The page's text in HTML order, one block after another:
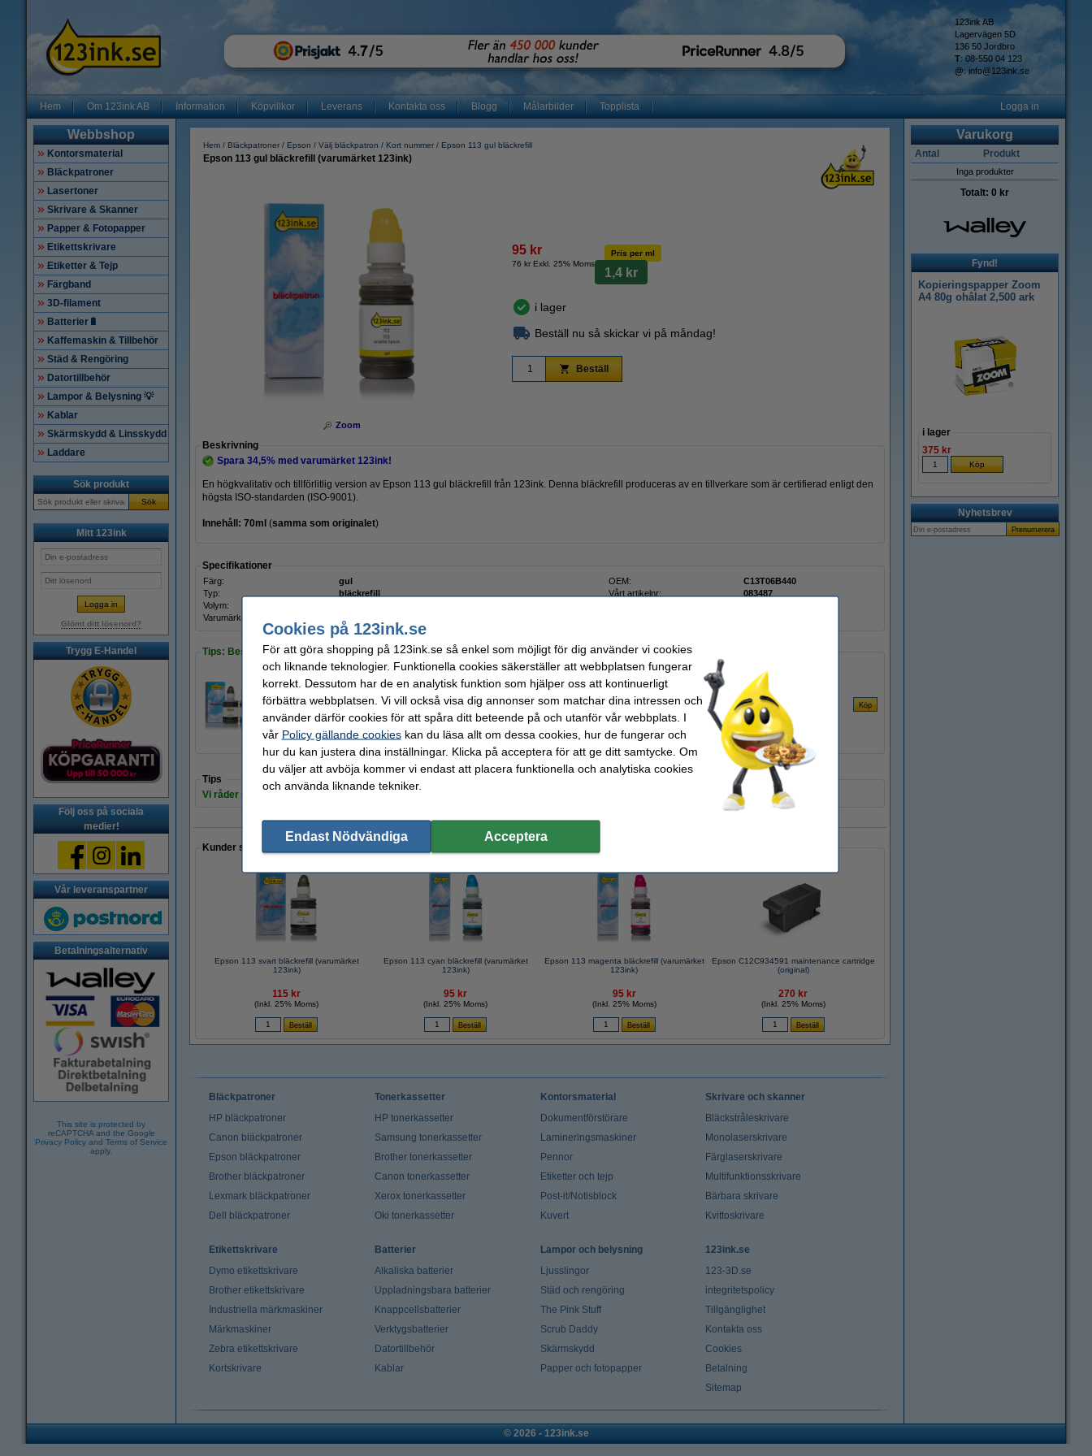
123ink AB
Lagervägen 5D
136 50 Jordbro
T: 08-550 04 123
@: info@123ink.se
Hem Om 123ink AB Information Köpvillkor Leverans Kontakta oss Blogg Målarbilder Topplista Logga in
Webbshop
Kontorsmaterial
Bläckpatroner
Lasertoner
Skrivare & Skanner
Papper & Fotopapper
Etikettskrivare
Etiketter & Tejp
Färgband
3D-filament
Batterier🔋
Kaffemaskin & Tillbehör
Städ & Rengöring
Datortillbehör
Lampor & Belysning 💡
Kablar
Skärmskydd & Linsskydd
Laddare
Sök produkt
Sök
Mitt 123ink
Glömt ditt lösenord?
Trygg E-Handel
Följ oss på sociala
medier!
Vår leveranspartner
Betalningsalternativ
This site is protected by
reCAPTCHA and the Google
Privacy Policy and Terms of Service
apply.
Hem Bläckpatroner Epson Välj bläckpatron Kort nummer Epson 113 gul bläckrefill
Epson 113 gul bläckrefill (varumärket 123ink)
Zoom
95 kr
76 kr Exkl. 25% Moms
Pris per ml
1,4 kr
i lager
Beställ nu så skickar vi på måndag!
Beställ
Beskrivning
Spara 34,5% med varumärket 123ink!
En högkvalitativ och tillförlitlig version av Epson 113 gul bläckrefill från 123ink. Denna bläckrefill produceras av en tillverkare som är certifierad enligt den
högsta ISO-standarden (ISO-9001).
Innehåll: 70ml (samma som originalet)
Specifikationer
Färg: gul OEM:
C13T06B440
Typ:
bläckrefill Vårt artikelnr:
083487
Volym:
Varumärke:
Tips: Beställ multipack!
Köp multipackför endast
Tips
Vi råder er att beställa denna produkt istället för originalprodukten!
Kunder som gjort ett liknande köp valde ofta även dessa produkter!
Epson 113 svart bläckrefill (varumärket
123ink)
115 kr
(Inkl. 25% Moms)
Epson 113 cyan bläckrefill (varumärket
123ink)
95 kr
(Inkl. 25% Moms)
Epson 113 magenta bläckrefill (varumärket
123ink)
95 kr
(Inkl. 25% Moms)
Epson C12C934591 maintenance cartridge
(original)
270 kr
(Inkl. 25% Moms)
Varukorg
Antal Produkt
Inga produkter
Totalt: 0 kr
Fynd!
Kopieringspapper Zoom
A4 80g ohålat 2,500 ark
i lager
375 kr
Nyhetsbrev
Bläckpatroner
HP bläckpatroner
Canon bläckpatroner
Epson bläckpatroner
Brother bläckpatroner
Lexmark bläckpatroner
Dell bläckpatroner
Tonerkassetter
HP tonerkassetter
Samsung tonerkassetter
Brother tonerkassetter
Canon tonerkassetter
Xerox tonerkassetter
Oki tonerkassetter
Kontorsmaterial
Dokumentförstörare
Lamineringsmaskiner
Pennor
Etiketter och tejp
Post-it/Notisblock
Kuvert
Skrivare och skanner
Bläckstråleskrivare
Monolaserskrivare
Färglaserskrivare
Multifunktionsskrivare
Bärbara skrivare
Kvittoskrivare
Etikettskrivare
Dymo etikettskrivare
Brother etikettskrivare
Industriella märkmaskiner
Märkmaskiner
Zebra etikettskrivare
Kortskrivare
Batterier
Alkaliska batterier
Uppladningsbara batterier
Knappcellsbatterier
Verktygsbatterier
Datortillbehör
Kablar
Lampor och belysning
Ljusslingor
Städ och rengöring
The Pink Stuff
Scrub Daddy
Skärmskydd
Papper och fotopapper
123ink.se
123-3D.se
integritetspolicy
Tillgänglighet
Kontakta oss
Cookies
Betalning
Sitemap
© 2026 - 123ink.se
Cookies på 123ink.se
För att göra shopping på 123ink.se så enkel som möjligt för dig använder vi cookies
och liknande teknologier. Funktionella cookies säkerställer att webbplatsen fungerar
korrekt. Dessutom har de en analytisk funktion som hjälper oss att kontinuerligt
förbättra webbplatsen. Vi vill också visa dig annonser som matchar dina intressen och
använder därför cookies för att spåra ditt beteende på och utanför vår webbplats. I
vår Policy gällande cookieskan du läsa allt om dessa cookies, hur de fungerar och
hur du kan justera dina inställningar. Klicka på acceptera för att ge ditt samtycke. Om
du väljer att avböja kommer vi endast att placera funktionella och analytiska cookies
och använda liknande tekniker.
Endast Nödvändiga Acceptera